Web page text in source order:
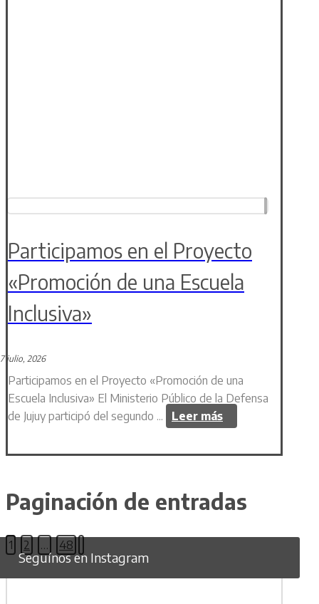
Participamos en el Proyecto
«Promoción de una Escuela
Inclusiva»
7 julio, 2026
Participamos en el Proyecto «Promoción de una
Escuela Inclusiva» El Ministerio Público de la Defensa
de Jujuy participó del segundo ...
Leer más
Paginación de entradas
1 2 … 48
Seguínos en Instagram